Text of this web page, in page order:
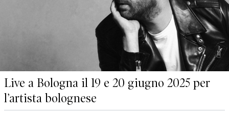
Live a Bologna il 19 e 20 giugno 2025 per
l’artista bolognese